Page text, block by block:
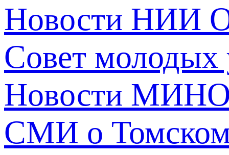
Новости НИИ
Совет молодых
Новости
СМИ о